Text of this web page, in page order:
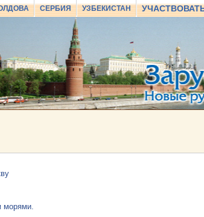
СЕРБИЯ УЗБЕКИСТАН
морями.